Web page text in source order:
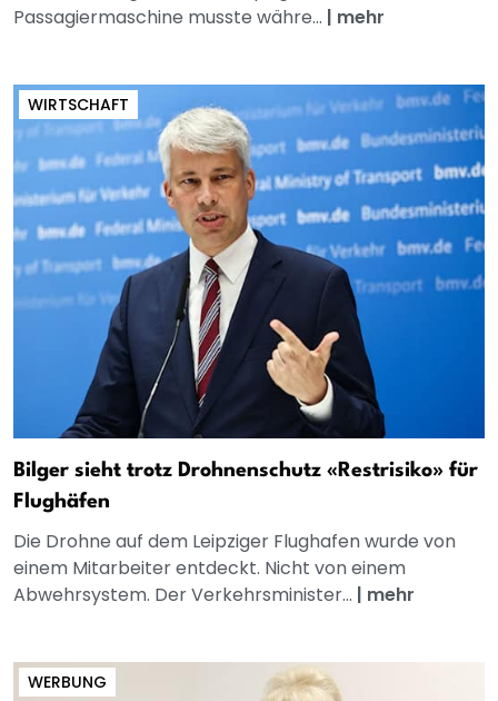
Passagiermaschine musste währe... | mehr
WIRTSCHAFT
Bilger sieht trotz Drohnenschutz «Restrisiko» für
Flughäfen
Die Drohne auf dem Leipziger Flughafen wurde von
einem Mitarbeiter entdeckt. Nicht von einem
Abwehrsystem. Der Verkehrsminister... | mehr
WERBUNG